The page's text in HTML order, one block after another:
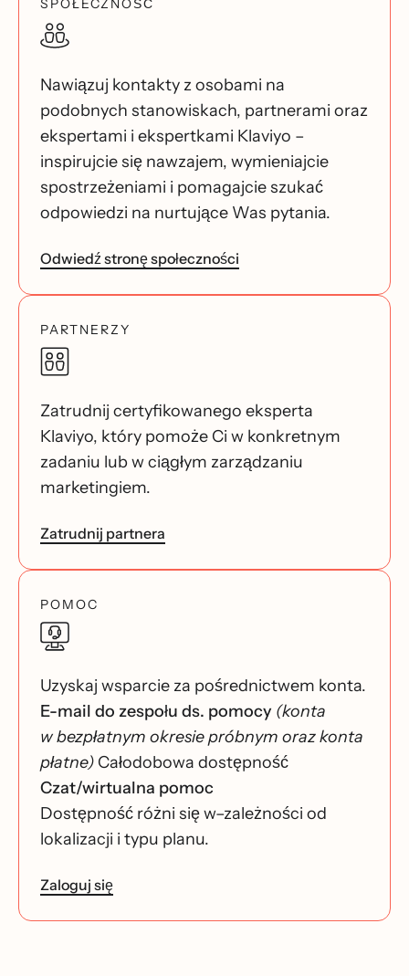
SPOŁECZNOŚĆ
Nawiązuj kontakty z osobami na
podobnych stanowiskach, partnerami oraz
ekspertami i ekspertkami Klaviyo –
inspirujcie się nawzajem, wymieniajcie
spostrzeżeniami i pomagajcie szukać
odpowiedzi na nurtujące Was pytania.
Odwiedź stronę społeczności
PARTNERZY
Zatrudnij certyfikowanego eksperta
Klaviyo, który pomoże Ci w konkretnym
zadaniu lub w ciągłym zarządzaniu
marketingiem.
Zatrudnij partnera
POMOC
Uzyskaj wsparcie za pośrednictwem konta.
E-mail do zespołu ds. pomocy (konta
w bezpłatnym okresie próbnym oraz konta
płatne) Całodobowa dostępność
Czat/wirtualna pomoc
Dostępność różni się w–zależności od
lokalizacji i typu planu.
Zaloguj się